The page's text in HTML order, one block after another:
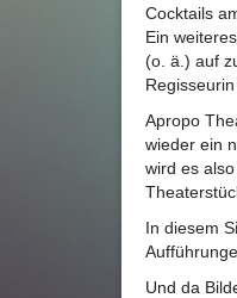
Cocktails
Ein
(o. ä.) auf
Apropo
wieder ein
wird es
In diesem
Und da